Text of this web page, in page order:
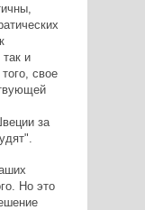
и
свое
за
Но это